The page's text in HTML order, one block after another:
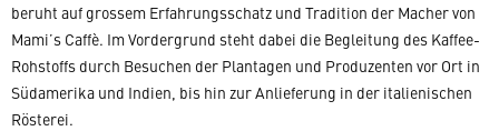
beruht auf grossem Erfahrungsschatz und Tradition der Macher von
Mami’s Caffè. Im Vordergrund steht dabei die Begleitung des Kaffee-
Rohstoffs durch Besuchen der Plantagen und Produzenten vor Ort in
Südamerika und Indien, bis hin zur Anlieferung in der italienischen
Rösterei.